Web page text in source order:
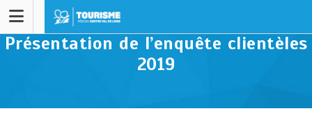
Présentation de l’enquête clientèles
2019